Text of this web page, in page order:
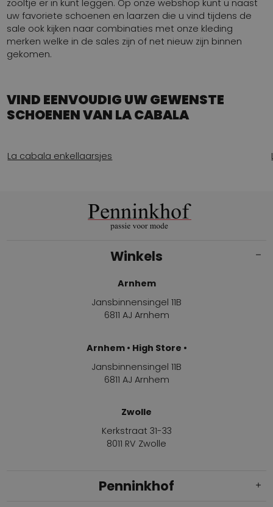
zooltje er in kunt leggen. Op onze webshop kunt u naast
uw favoriete schoenen en laarzen die u vind tijdens de
sale ook kijken naar combinaties met onze kleding
merken welke in de sales zijn of net nieuw zijn binnen
gekomen.
VIND EENVOUDIG UW GEWENSTE
SCHOENEN VAN LA CABALA
La cabala enkellaarsjes
Winkels
Arnhem
Jansbinnensingel 11B
6811 AJ Arnhem
Arnhem • High Store •
Jansbinnensingel 11B
6811 AJ Arnhem
Zwolle
Kerkstraat 31-33
8011 RV Zwolle
Penninkhof